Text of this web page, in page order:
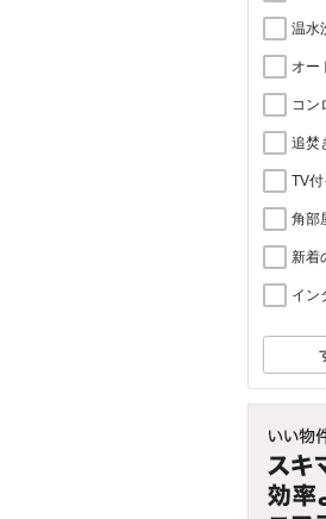
温水
オー
コン
追焚
TV
角部
新着
イン